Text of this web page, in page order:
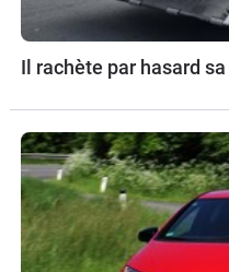
Il rachète par hasard